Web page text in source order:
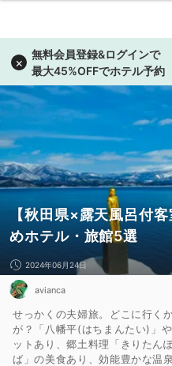
【秋田県×露天風呂付
めホテル・旅館5選
2024年06月24日
avianca
せっかくの夫婦旅。どこに行く
が？「八幡平(はちまんたい)」
ットあり、郷土料理「きりたん
ば」の美食あり、効能豊かな温